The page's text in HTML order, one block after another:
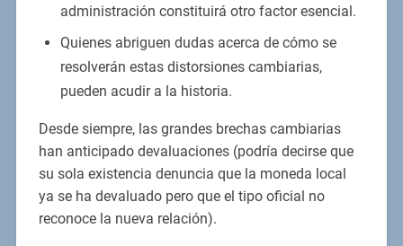
administración constituirá otro factor esencial.
Quienes abriguen dudas acerca de cómo se
resolverán estas distorsiones cambiarias,
pueden acudir a la historia.
Desde siempre, las grandes brechas cambiarias
han anticipado devaluaciones (podría decirse que
su sola existencia denuncia que la moneda local
ya se ha devaluado pero que el tipo oficial no
reconoce la nueva relación).